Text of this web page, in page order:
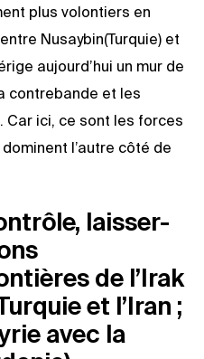
plus volontiers en
Nusaybin(Turquie) et
aujourd’hui un mur de
contrebande et les
ici, ce sont les forces
l’autre côté de
laisser-
de l’Irak
et l’Iran ;
avec la